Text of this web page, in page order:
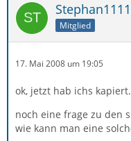
Stephan1111
Mitglied
17. Mai 2008 um 19:05
ok, jetzt hab ichs kapiert.
noch eine frage zu den
wie kann man eine